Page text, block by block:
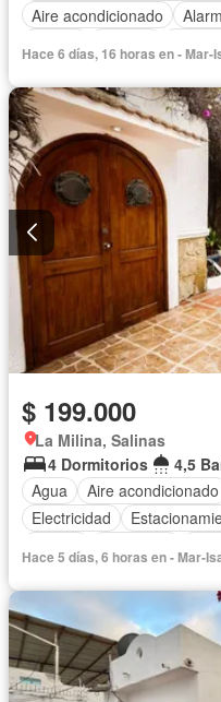
Aire acondicionado
Garita de guardianía
Conserje
Terraza
Parcialmente amoblado
Hace 6 días, 16 horas en - Mar-
$ 199.000
La Milina, Salinas
4 Dormitorios
4,5
Agua
Aire acondicionado
Electricidad
Hace 5 días, 6 horas en - Mar-